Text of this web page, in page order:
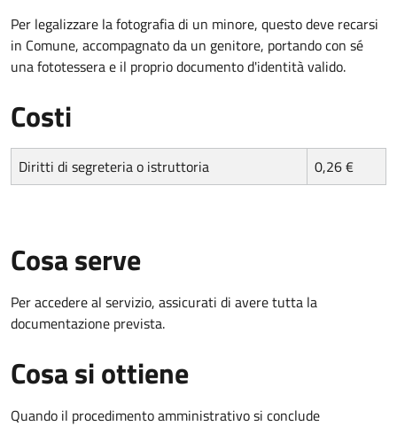
Per legalizzare la fotografia di un minore, questo deve recarsi
in Comune, accompagnato da un genitore, portando con sé
una fototessera e il proprio documento d'identità valido.
Costi
Diritti di segreteria o istruttoria 0,26 €
Cosa serve
Per accedere al servizio, assicurati di avere tutta la
documentazione prevista.
Cosa si ottiene
Quando il procedimento amministrativo si conclude